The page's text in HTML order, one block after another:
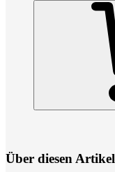
Über diesen Artikel